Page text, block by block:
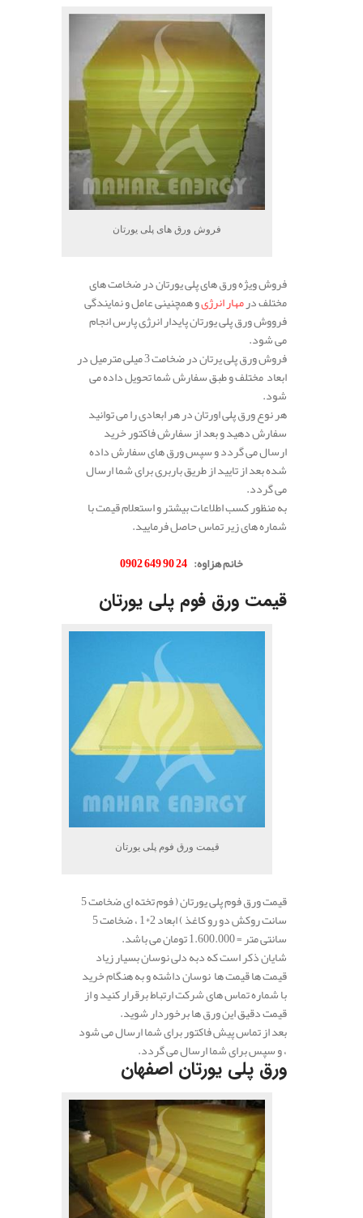
فروش ورق های پلی یورتان
فروش ویژه ورق های پلی یورتان در ضخامت های
مختلف درمهار انرژیو همچنینی عامل و نمایندگی
فرووش ورق پلی یورتان پایدار انرژی پارس انجام
می شود.
فروش ورق پلی یرتان در ضخامت 3 میلی مترمیل در
ابعاد مختلف و طبق سفارش شما تحویل داده می
شود.
هر نوع ورق پلی اورتان در هر ابعادی را می توانید
سفارش دهید و بعد از سفارش فاکتور خرید
ارسال می گردد و سپس ورق های سفارش داده
شده بعد از تایید از طریق باربری برای شما ارسال
می گردد.
به منظور کسب اطلاعات بیشتر و استعلام قیمت با
شماره های زیر تماس حاصل فرمایید.
خانم هزاوه: 24 90 649 0902
قیمت ورق فوم پلی یورتان
قیمت ورق فوم پلی یورتان
قیمت ورق فوم پلی یورتان ( فوم تخته ای ضخامت 5
سانت روکش دو رو کاغذ ) ابعاد 2*1 ، ضخامت 5
سانتی متر = 1.600.000 تومان می باشد.
شایان ذکر است که دبه دلی نوسان بسیار زیاد
قیمت ها قیمت ها نوسان داشته و به هنگام خرید
با شماره تماس های شرکت ارتباط برقرار کنید و از
قیمت دقیق این ورق ها برخوردار شوید.
بعد از تماس پیش فاکتور برای شما ارسال می شود
، و سپس برای شما ارسال می گردد.
ورق پلی یورتان اصفهان